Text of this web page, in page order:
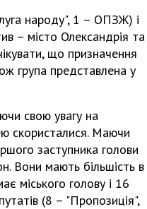
народу", 1 – ОПЗЖ) і
– місто Олександрія та
що призначення
група представлена у
свою увагу на
скористалися. Маючи
заступника голови
Вони мають більшість в
міського голову і 16
(8 – "Пропозиція",